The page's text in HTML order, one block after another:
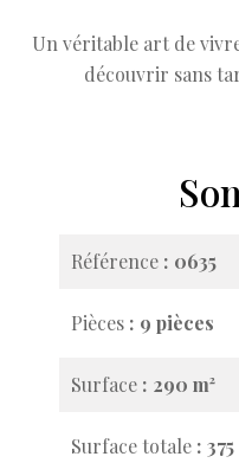
Un véritable art de
découvrir sans
Référence 0635
Pièces 9 pièces
Surface 290 m²
Surface totale
375